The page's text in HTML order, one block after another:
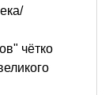
чётко